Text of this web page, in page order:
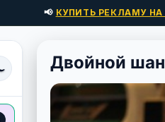
📢 КУПИТЬ РЕКЛАМУ НА
Двойной